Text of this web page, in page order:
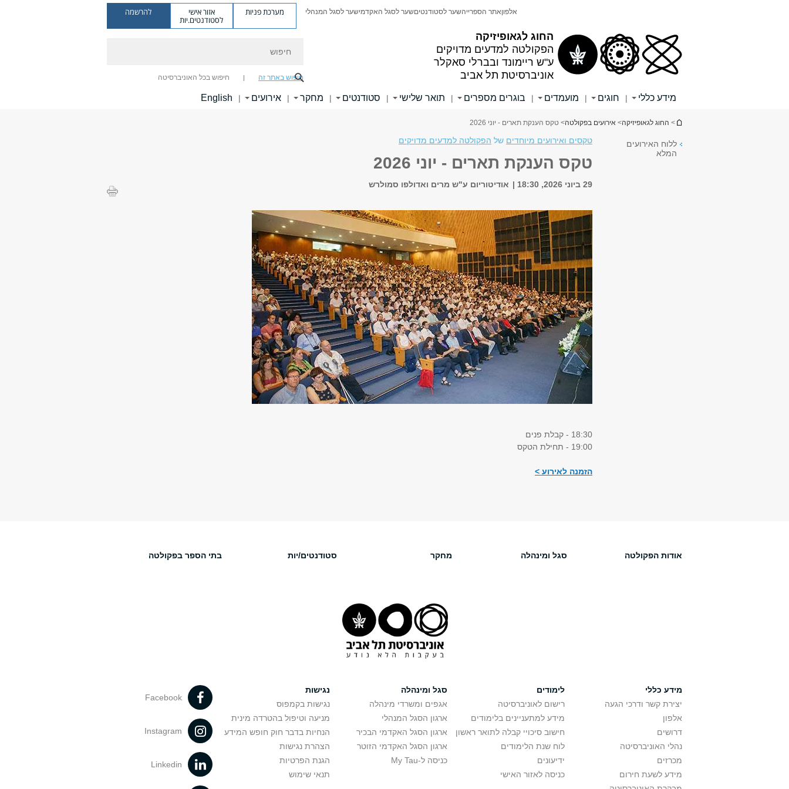
החוג לגאופיזיקה
הפקולטה למדעים מדויקים
ע"ש ריימונד ובברלי סאקלר
אוניברסיטת תל אביב
אלפוןאתר הספרייהשער לסטודנטיםשער לסגל האקדמישער לסגל המנהלי מערכת פניות אזור אישי
לסטודנטים.יות
להרשמה
חיפוש באתר זה חיפוש בכל האוניברסיטה
מידע כללי | חוגים | מועמדים | בוגרים מספרים | תואר שלישי | סטודנטים | מחקר | אירועים |
English
הינך נמצא כאן
> החוג לגאופיזיקה> אירועים בפקולטה> טקס הענקת תארים - יוני 2026
ללוח האירועים
המלא
טקסים ואירועים מיוחדים של הפקולטה למדעים מדויקים
טקס הענקת תארים - יוני 2026
29 ביוני 2026, 18:30 אודיטוריום ע"ש מרים ואדולפו סמולרש
18:30 - קבלת פנים
19:00 - תחילת הטקס
הזמנה לאירוע >
אודות הפקולטה סגל ומינהלה מחקר סטודנטים/יות בתי הספר בפקולטה
מידע כללי
יצירת קשר ודרכי הגעה
אלפון
דרושים
נהלי האוניברסיטה
מכרזים
מידע לשעת חירום
לימודים
רישום לאוניברסיטה
מידע למתעניינים בלימודים
חישוב סיכויי קבלה לתואר ראשון
לוח שנת הלימודים
ידיעונים
כניסה לאזור האישי
סגל ומינהלה
אגפים ומשרדי מינהלה
ארגון הסגל המנהלי
ארגון הסגל האקדמי הבכיר
ארגון הסגל האקדמי הזוטר
כניסה ל-My Tau
נגישות
נגישות בקמפוס
מניעה וטיפול בהטרדה מינית
הנחיות בדבר חוק חופש המידע
הצהרת נגישות
הגנת הפרטיות
תנאי שימוש
Facebook
Instagram
Linkedin